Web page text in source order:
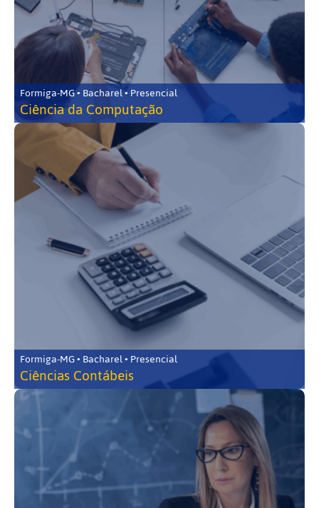
Formiga-MG • Bacharel • Presencial
Ciência da Computação
Formiga-MG • Bacharel • Presencial
Ciências Contábeis